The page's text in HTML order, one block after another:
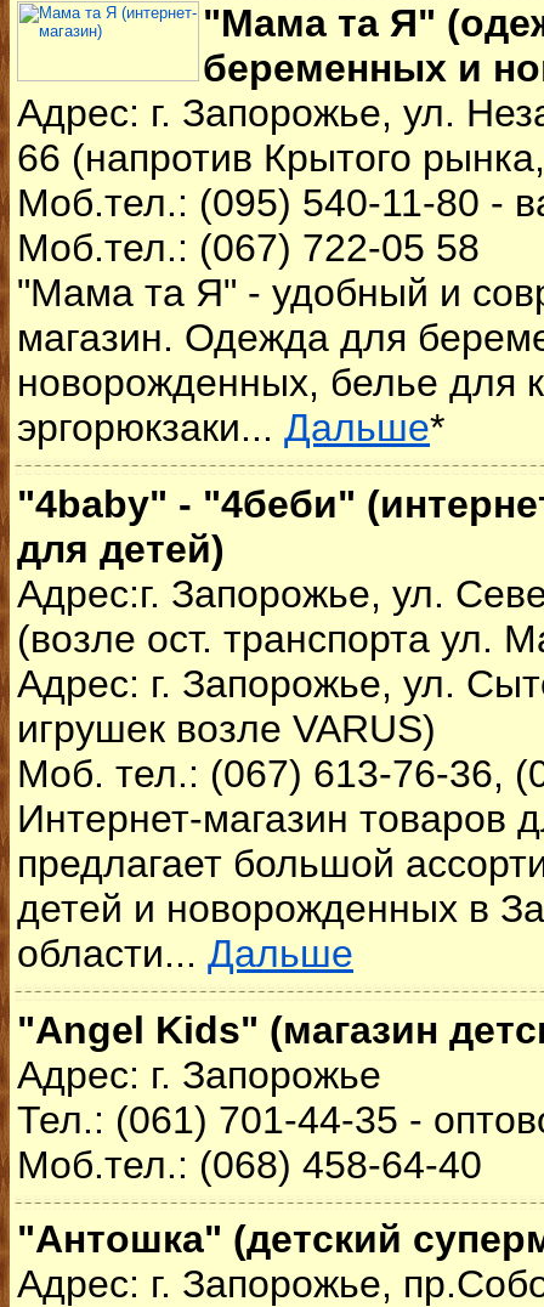
"Мама та Я"
беременных и
Адрес: г. Запорожье, ул.
66 (напротив Крытого
Моб.тел.: (095) 540-11-80 -
Моб.тел.: (067) 722-05 58
"Мама та Я" - удобный и
магазин. Одежда для
новорожденных, белье для
эргорюкзаки... Дальше*
"4baby" - "4беби"
для детей)
Адрес:г. Запорожье, ул.
(возле ост. транспорта ул.
Адрес: г. Запорожье, ул.
игрушек возле VARUS)
Моб. тел.: (067) 613-76-36,
Интернет-магазин товаров
предлагает большой
детей и новорожденных в
области... Дальше
"Angel Kids" (магазин
Адрес: г. Запорожье
Тел.: (061) 701-44-35 -
Моб.тел.: (068) 458-64-40
"Антошка" (детский
Адрес: г. Запорожье,